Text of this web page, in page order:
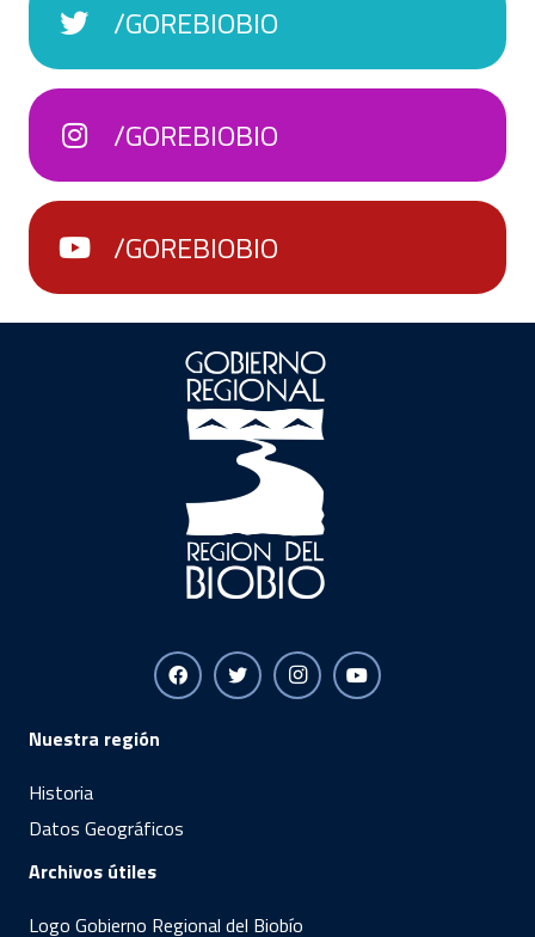
/GOREBIOBIO
/GOREBIOBIO
/GOREBIOBIO
Nuestra región
Historia
Datos Geográficos
Archivos útiles
Logo Gobierno Regional del Biobío